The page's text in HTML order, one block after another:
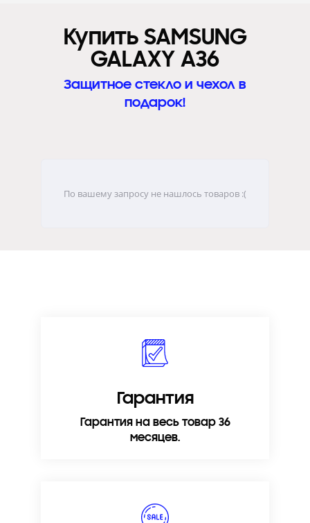
Купить SAMSUNG
GALAXY A36
Защитное стекло и чехол в
подарок!
По вашему запросу не нашлось товаров :(
Гарантия
Гарантия на весь товар 36
месяцев.